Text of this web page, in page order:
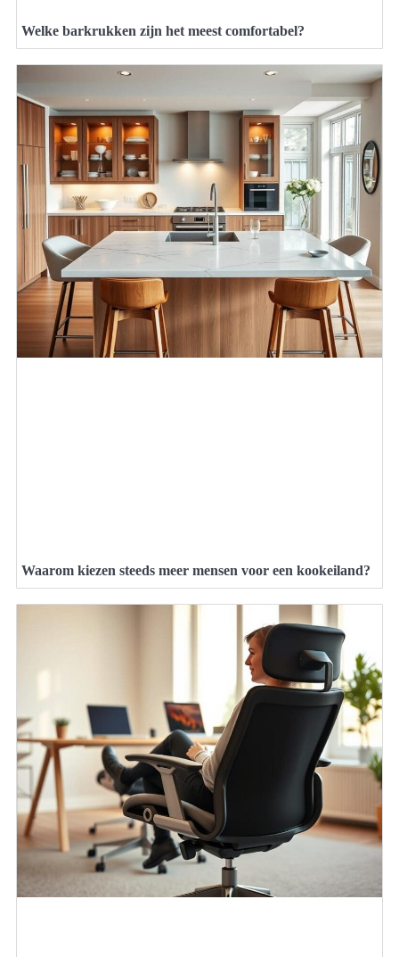
Welke barkrukken zijn het meest comfortabel?
Waarom kiezen steeds meer mensen voor een kookeiland?